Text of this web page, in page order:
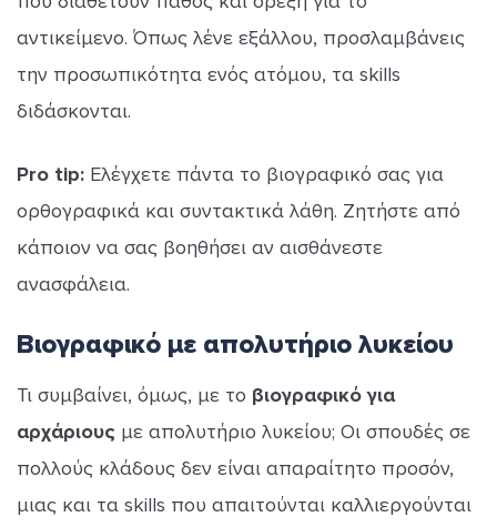
αντικείμενο. Όπως λένε εξάλλου, προσλαμβάνεις
την προσωπικότητα ενός ατόμου, τα skills
διδάσκονται.
Pro tip: Ελέγχετε πάντα το βιογραφικό σας για
ορθογραφικά και συντακτικά λάθη. Ζητήστε από
κάποιον να σας βοηθήσει αν αισθάνεστε
ανασφάλεια.
Βιογραφικό με απολυτήριο λυκείου
Τι συμβαίνει, όμως, με το βιογραφικό για
αρχάριους με απολυτήριο λυκείου; Οι σπουδές σε
πολλούς κλάδους δεν είναι απαραίτητο προσόν,
μιας και τα skills που απαιτούνται καλλιεργούνται